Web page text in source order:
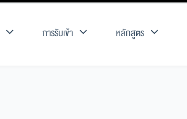
การรับเข้า หลักสูตร